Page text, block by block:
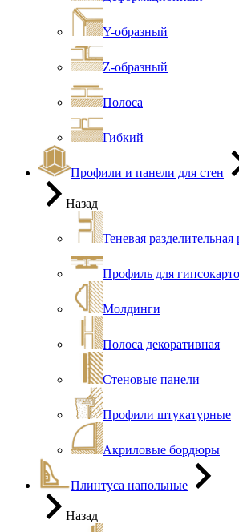
Y-образный
Z-образный
Полоса
Гибкий
Профили и панели для стен
Назад
Теневая разделительная
Профиль для
Молдинги
Полоса декоративная
Стеновые панели
Профили штукатурные
Акриловые бордюры
Плинтуса напольные
Назад